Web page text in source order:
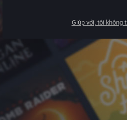
Giúp với, tôi không